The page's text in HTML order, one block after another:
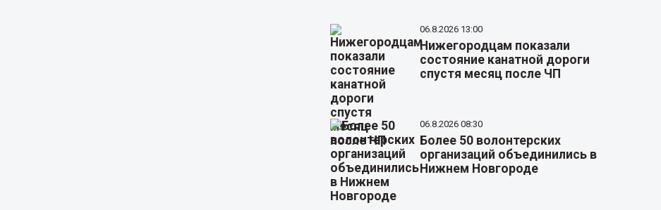
06.8.2026 13:00
Нижегородцам показали
состояние канатной дороги
спустя месяц после ЧП
06.8.2026 08:30
Более 50 волонтерских
организаций объединились в
Нижнем Новгороде